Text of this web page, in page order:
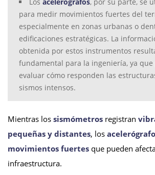
para medir movimientos fuertes del
especialmente en zonas urbanas o
edificaciones estratégicas. La
obtenida por estos instrumentos
fundamental para la ingeniería, ya
evaluar cómo responden las
sismos intensos.
Mientras los sismómetros registran
pequeñas y distantes, los
movimientos fuertes que pueden
infraestructura.